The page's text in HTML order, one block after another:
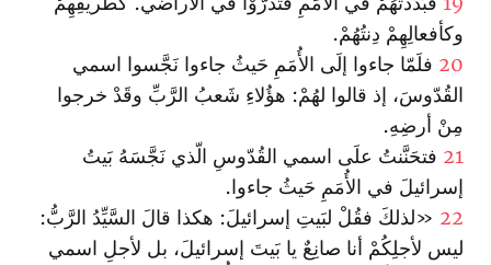
وكأفعالِهِمْ دِنتُهُمْ.
20 فلَمّا جاءوا إلَى الأُمَمِ حَيثُ جاءوا نَجَّسوا اسمي
القُدّوسَ، إذ قالوا لهُمْ: هؤُلاءِ شَعبُ الرَّبِّ وقَدْ خرجوا
مِنْ أرضِهِ.
21 فتحَنَّنتُ علَى اسمي القُدّوسِ الّذي نَجَّسَهُ بَيتُ
إسرائيلَ في الأُمَمِ حَيثُ جاءوا.
22 «لذلكَ فقُلْ لبَيتِ إسرائيلَ: هكذا قالَ السَّيِّدُ الرَّبُّ:
ليس لأجلِكُمْ أنا صانِعٌ يا بَيتَ إسرائيلَ، بل لأجلِ اسمي